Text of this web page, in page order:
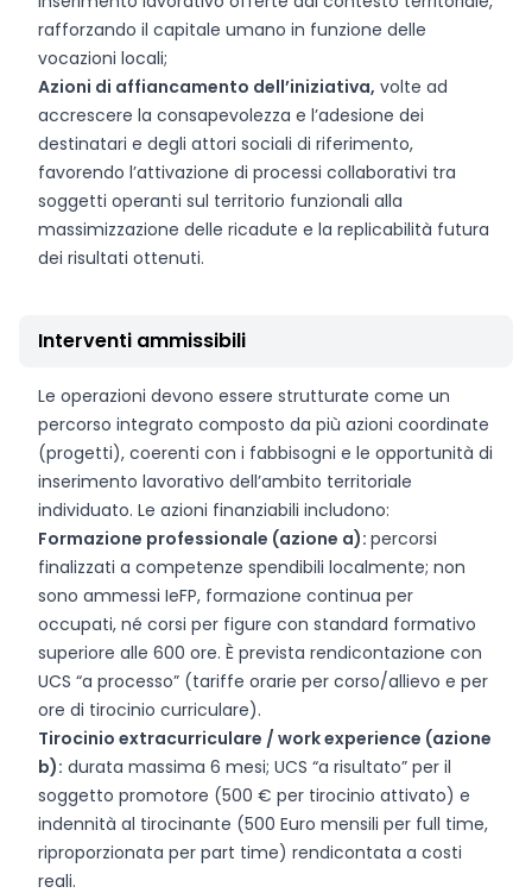
rafforzando il capitale umano in funzione delle
vocazioni locali;
Azioni di affiancamento dell’iniziativa, volte ad
accrescere la consapevolezza e l’adesione dei
destinatari e degli attori sociali di riferimento,
favorendo l’attivazione di processi collaborativi tra
soggetti operanti sul territorio funzionali alla
massimizzazione delle ricadute e la replicabilità futura
dei risultati ottenuti.
Interventi ammissibili
Le operazioni devono essere strutturate come un
percorso integrato composto da più azioni coordinate
(progetti), coerenti con i fabbisogni e le opportunità di
inserimento lavorativo dell’ambito territoriale
individuato. Le azioni finanziabili includono:
Formazione professionale (azione a): percorsi
finalizzati a competenze spendibili localmente; non
sono ammessi IeFP, formazione continua per
occupati, né corsi per figure con standard formativo
superiore alle 600 ore. È prevista rendicontazione con
UCS “a processo” (tariffe orarie per corso/allievo e per
ore di tirocinio curriculare).
Tirocinio extracurriculare / work experience (azione
b): durata massima 6 mesi; UCS “a risultato” per il
soggetto promotore (500 € per tirocinio attivato) e
indennità al tirocinante (500 Euro mensili per full time,
riproporzionata per part time) rendicontata a costi
reali.